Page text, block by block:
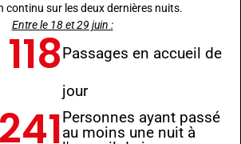
continu sur les deux dernières nuits.
Entre le 18 et 29 juin :
Passages en accueil de
jour
Personnes ayant passé
au moins une nuit à
241